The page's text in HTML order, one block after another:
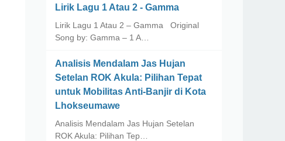
Lirik Lagu 1 Atau 2 - Gamma
Lirik Lagu 1 Atau 2 – Gamma Original
Song by: Gamma – 1 A…
Analisis Mendalam Jas Hujan
Setelan ROK Akula: Pilihan Tepat
untuk Mobilitas Anti-Banjir di Kota
Lhokseumawe
Analisis Mendalam Jas Hujan Setelan
ROK Akula: Pilihan Tep…